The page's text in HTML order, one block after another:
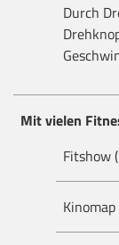
Durch
Mit vielen
Fitshow
Kinomap